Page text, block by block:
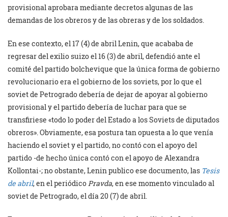
provisional aprobara mediante decretos algunas de las
demandas de los obreros y de las obreras y de los soldados.
En ese contexto, el 17 (4) de abril Lenin, que acababa de
regresar del exilio suizo el 16 (3) de abril, defendió ante el
comité del partido bolchevique que la única forma de gobierno
revolucionario era el gobierno de los soviets, por lo que el
soviet de Petrogrado debería de dejar de apoyar al gobierno
provisional y el partido debería de luchar para que se
transfiriese «todo lo poder del Estado a los Soviets de diputados
obreros». Obviamente, esa postura tan opuesta a lo que venía
haciendo el soviet y el partido, no contó con el apoyo del
partido -de hecho única contó con el apoyo de Alexandra
Kollontai-; no obstante, Lenin publico ese documento, las Tesis
de abril, en el periódico Pravda, en ese momento vinculado al
soviet de Petrogrado, el día 20 (7) de abril.